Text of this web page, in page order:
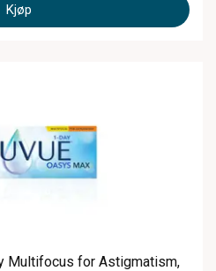
Kjøp
Multifocus for Astigmatism,